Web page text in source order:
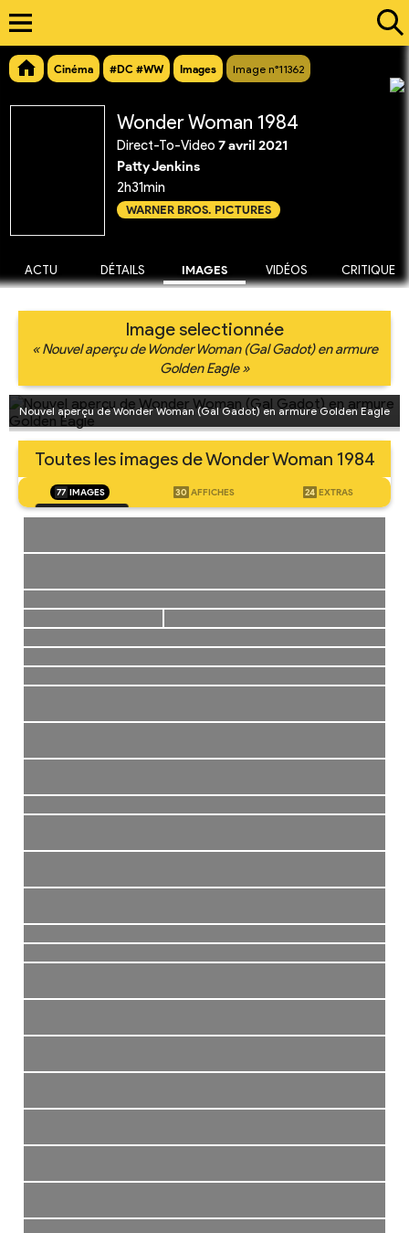
Cinéma #DC #WW Images Image n°11362
Wonder Woman 1984
Direct-To-Video 7 avril 2021
Patty Jenkins
2h31min
WARNER BROS. PICTURES
ACTU DÉTAILS IMAGES VIDÉOS CRITIQUE
Image selectionnée
« Nouvel aperçu de Wonder Woman (Gal Gadot) en armure
Golden Eagle »
Nouvel aperçu de Wonder Woman (Gal Gadot) en armure Golden Eagle
Toutes les images de Wonder Woman 1984
77 IMAGES 30 AFFICHES 24 EXTRAS